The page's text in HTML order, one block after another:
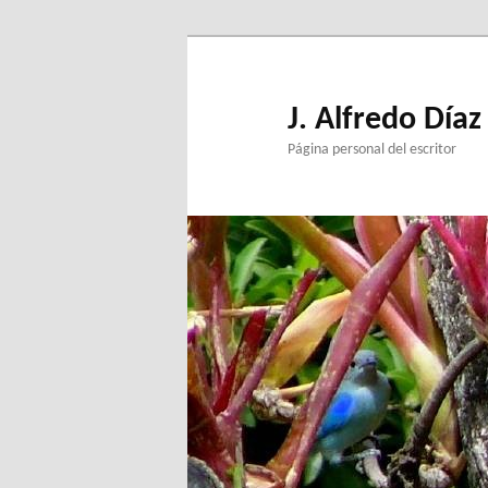
J. Alfredo Díaz
Página personal del escritor